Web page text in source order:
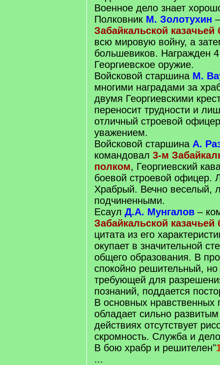
Военное дело знает
Полковник М. Золотухин
Забайкальской казачьей
всю мировую войну, а
большевиков. Награжден
Георгиевское оружие.
Войсковой старшина М.
многими наградами за
двумя Георгиевскими
переносит трудности и
отличный строевой
уважением.
Войсковой старшина А.
командовал 3-м
полком, Георгиевский
боевой строевой офицер.
Храбрый. Вечно веселый,
подчиненными.
Есаул Д.А. Мунгалов –
Забайкальской казачьей
цитата из его
окупает в значительной
общего образования. В
спокойно решительный,
требующей для
познаний, поддается
В основных нравственных
обладает сильно
действиях отсутствует
скромность. Служба и
В бою храбр и решителен"
...